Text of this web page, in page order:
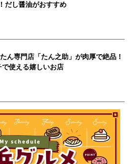
だし醤油がおすすめ
ん専門店「たん之助」が肉厚で絶品！
で使える嬉しいお店